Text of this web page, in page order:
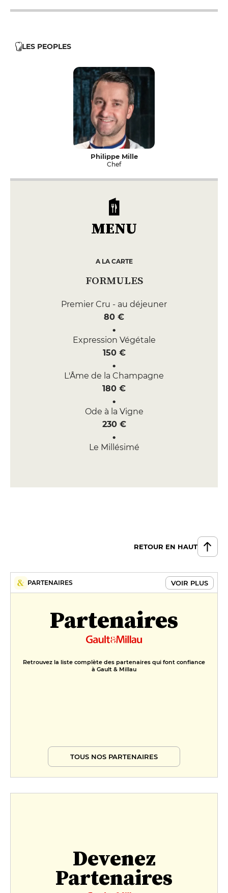
LES PEOPLES
Philippe Mille
Chef
MENU
A LA CARTE
FORMULES
Premier Cru - au déjeuner
80 €
Expression Végétale
150 €
L'Âme de la Champagne
180 €
Ode à la Vigne
230 €
Le Millésimé
RETOUR EN HAUT
PARTENAIRES VOIR PLUS
Partenaires
Retrouvez la liste complète des partenaires qui font confiance
à Gault & Millau
TOUS NOS PARTENAIRES
Devenez
Partenaires